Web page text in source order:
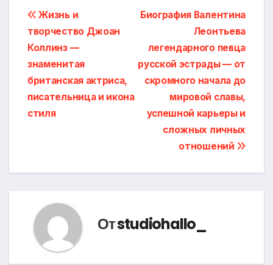
Навигация
по
записям
Биография Валентина
Леонтьева
легендарного певца
русской эстрады — от
скромного начала до
мировой славы,
успешной карьеры и
сложных личных
отношений
Жизнь и
творчество Джоан
Коллинз —
знаменитая
британская актриса,
писательница и икона
стиля
Отstudiohallo_